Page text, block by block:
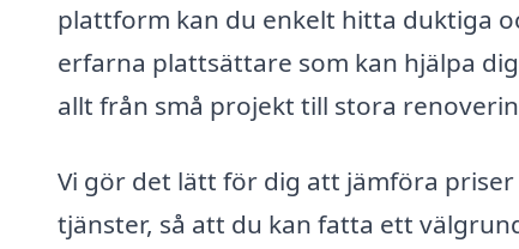
plattform kan du enkelt hitta duktiga
erfarna plattsättare som kan hjälpa
allt från små projekt till stora
Vi gör det lätt för dig att jämföra priser
tjänster, så att du kan fatta ett